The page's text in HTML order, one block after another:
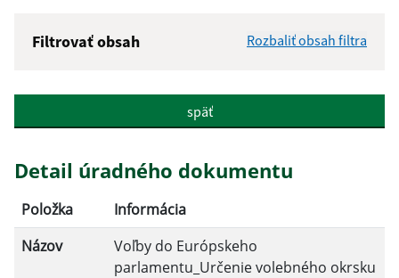
Filtrovať obsah Rozbaliť obsah filtra
Popis:
Dátum zverejnenia do:
späť
Detail úradného dokumentu
Položka
Informácia
Názov
Voľby do Európskeho
parlamentu_Určenie volebného okrsku